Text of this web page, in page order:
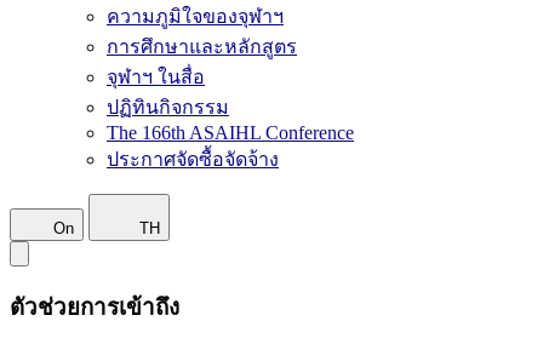
ความภูมิใจของจุฬาฯ
การศึกษาและหลักสูตร
จุฬาฯ ในสื่อ
ปฏิทินกิจกรรม
The 166th ASAIHL Conference
ประกาศจัดซื้อจัดจ้าง
On TH
ตัวช่วยการเข้าถึง